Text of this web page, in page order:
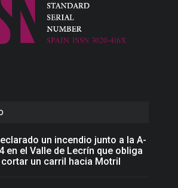
un incendio junto a la A-
en el Valle de Lecrín que obliga
cortar un carril hacia Motril